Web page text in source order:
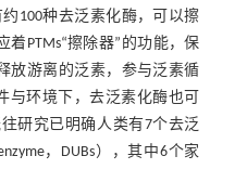
100种去泛素化酶，可以擦
PTMs“擦除器”的功能，保
放游离的泛素，参与泛素循
与环境下，去泛素化酶也可
研究已明确人类有7个去泛
，DUBs），其中6个家